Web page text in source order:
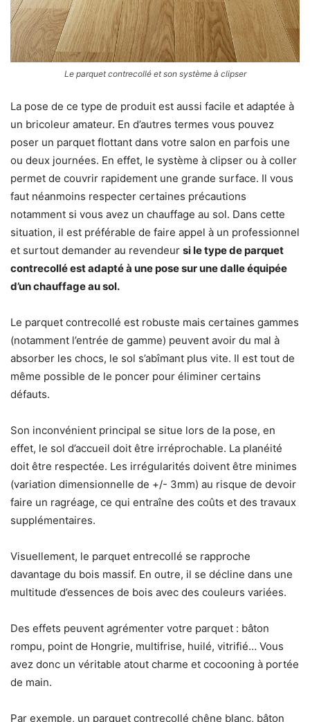
Le parquet contrecollé et son système à clipser
La pose de ce type de produit est aussi facile et adaptée à
un bricoleur amateur. En d’autres termes vous pouvez
poser un parquet flottant dans votre salon en parfois une
ou deux journées. En effet, le système à clipser ou à coller
permet de couvrir rapidement une grande surface. Il vous
faut néanmoins respecter certaines précautions
notamment si vous avez un chauffage au sol. Dans cette
situation, il est préférable de faire appel à un professionnel
et surtout demander au revendeur si le type de parquet
contrecollé est adapté à une pose sur une dalle équipée
d’un chauffage au sol.
Le parquet contrecollé est robuste mais certaines gammes
(notamment l’entrée de gamme) peuvent avoir du mal à
absorber les chocs, le sol s’abîmant plus vite. Il est tout de
même possible de le poncer pour éliminer certains
défauts.
Son inconvénient principal se situe lors de la pose, en
effet, le sol d’accueil doit être irréprochable. La planéité
doit être respectée. Les irrégularités doivent être minimes
(variation dimensionnelle de +/- 3mm) au risque de devoir
faire un ragréage, ce qui entraîne des coûts et des travaux
supplémentaires.
Visuellement, le parquet entrecollé se rapproche
davantage du bois massif. En outre, il se décline dans une
multitude d’essences de bois avec des couleurs variées.
Des effets peuvent agrémenter votre parquet : bâton
rompu, point de Hongrie, multifrise, huilé, vitrifié… Vous
avez donc un véritable atout charme et cocooning à portée
de main.
Par exemple, un parquet contrecollé chêne blanc, bâton